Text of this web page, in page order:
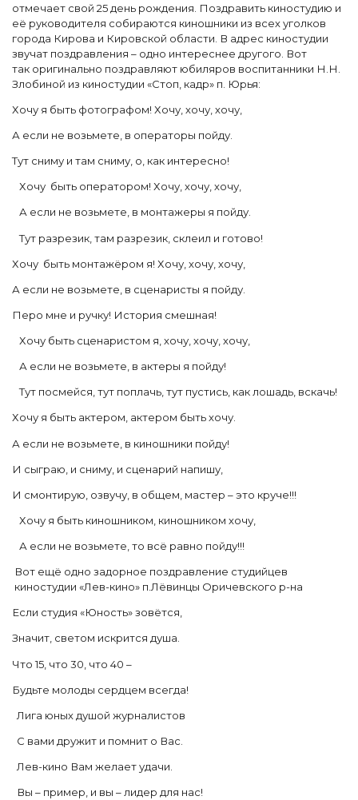
отмечает свой 25 день рождения. Поздравить киностудию и
её руководителя собираются киношники из всех уголков
города Кирова и Кировской области. В адрес киностудии
звучат поздравления – одно интереснее другого. Вот
так оригинально поздравляют юбиляров воспитанники Н.Н.
Злобиной из киностудии «Стоп, кадр» п. Юрья:
Хочу я быть фотографом! Хочу, хочу, хочу,
А если не возьмете, в операторы пойду.
Тут сниму и там сниму, о, как интересно!
Хочу быть оператором! Хочу, хочу, хочу,
А если не возьмете, в монтажеры я пойду.
Тут разрезик, там разрезик, склеил и готово!
Хочу быть монтажёром я! Хочу, хочу, хочу,
А если не возьмете, в сценаристы я пойду.
Перо мне и ручку! История смешная!
Хочу быть сценаристом я, хочу, хочу, хочу,
А если не возьмете, в актеры я пойду!
Тут посмейся, тут поплачь, тут пустись, как лошадь, вскачь!
Хочу я быть актером, актером быть хочу.
А если не возьмете, в киношники пойду!
И сыграю, и сниму, и сценарий напишу,
И смонтирую, озвучу, в общем, мастер – это круче!!!
Хочу я быть киношником, киношником хочу,
А если не возьмете, то всё равно пойду!!!
Вот ещё одно задорное поздравление студийцев
киностудии «Лев-кино» п.Лёвинцы Оричевского р-на
Если студия «Юность» зовётся,
Значит, светом искрится душа.
Что 15, что 30, что 40 –
Будьте молоды сердцем всегда!
Лига юных душой журналистов
С вами дружит и помнит о Вас.
Лев-кино Вам желает удачи.
Вы – пример, и вы – лидер для нас!